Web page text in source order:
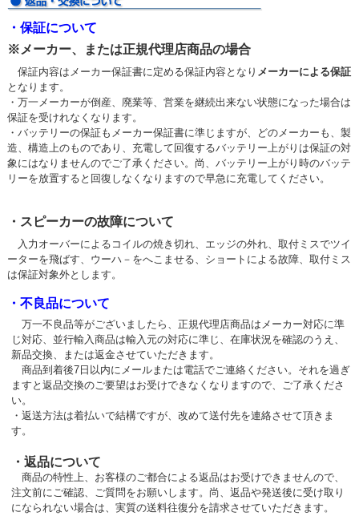
・保証について
※メーカー、または正規代理店商品の場合
保証内容はメーカー保証書に定める保証内容となり メーカーによる保証
となります。
・万一メーカーが倒産、廃業等、営業を継続出来ない状態になった場合は
保証を受けれなくなります。
・バッテリーの保証もメーカー保証書に準じますが、どのメーカーも、製
造、構造上のものであり、充電して回復するバッテリー上がりは保証の対
象にはなりませんのでご了承ください。尚、バッテリー上がり時のバッテ
リーを放置すると回復しなくなりますので早急に充電してください。
・スピーカーの故障について
入力オーバーによるコイルの焼き切れ、エッジの外れ、取付ミスでツイ
ーターを飛ばす、ウーハ－をへこませる、ショートによる故障、取付ミス
は保証対象外とします。
・不良品について
万一不良品等がございましたら、正規代理店商品はメーカー対応に準
じ対応、並行輸入商品は輸入元の対応に準じ、在庫状況を確認のうえ、
新品交換、または返金させていただきます。
商品到着後7日以内にメールまたは電話でご連絡ください。それを過ぎ
ますと返品交換のご要望はお受けできなくなりますので、ご了承くださ
い。
・返送方法は着払いで結構ですが、改めて送付先を連絡させて頂きま
す。
・返品について
商品の特性上、お客様のご都合による返品はお受けできませんので、
注文前にご確認、ご質問をお願いします。尚、返品や発送後に受け取り
になられない場合は、実質の送料往復分を請求させていただきます。